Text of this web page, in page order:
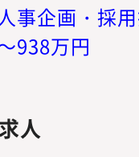
事企画・採
938万円
人